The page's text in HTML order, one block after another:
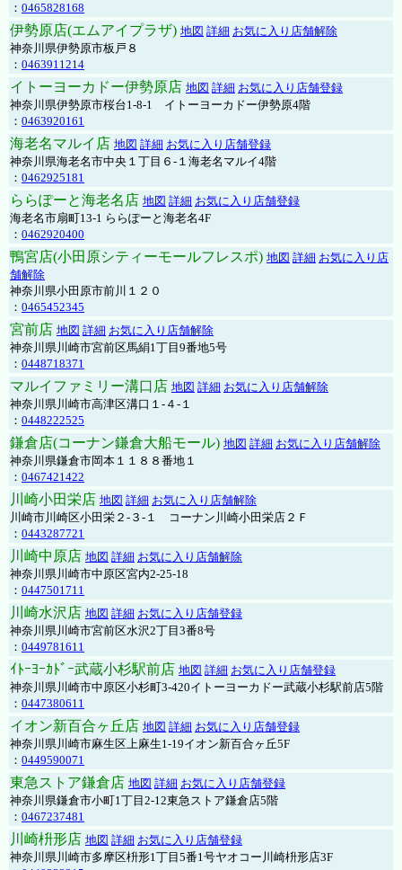
： 0465828168
伊勢原店(エムアイプラザ) 地図 詳細 お気に入り店舗解除
神奈川県伊勢原市板戸８
： 0463911214
イトーヨーカドー伊勢原店 地図 詳細 お気に入り店舗登録
神奈川県伊勢原市桜台1-8-1 イトーヨーカドー伊勢原4階
： 0463920161
海老名マルイ店 地図 詳細 お気に入り店舗登録
神奈川県海老名市中央１丁目６-１海老名マルイ4階
： 0462925181
ららぽーと海老名店 地図 詳細 お気に入り店舗登録
海老名市扇町13-1 ららぽーと海老名4F
： 0462920400
鴨宮店(小田原シティーモールフレスポ) 地図 詳細 お気に入り店
舗解除
神奈川県小田原市前川１２０
： 0465452345
宮前店 地図 詳細 お気に入り店舗解除
神奈川県川崎市宮前区馬絹1丁目9番地5号
： 0448718371
マルイファミリー溝口店 地図 詳細 お気に入り店舗解除
神奈川県川崎市高津区溝口１-４-１
： 0448222525
鎌倉店(コーナン鎌倉大船モール) 地図 詳細 お気に入り店舗解除
神奈川県鎌倉市岡本１１８８番地１
： 0467421422
川崎小田栄店 地図 詳細 お気に入り店舗解除
川崎市川崎区小田栄２‐３‐１ コーナン川崎小田栄店２Ｆ
： 0443287721
川崎中原店 地図 詳細 お気に入り店舗解除
神奈川県川崎市中原区宮内2-25-18
： 0447501711
川崎水沢店 地図 詳細 お気に入り店舗登録
神奈川県川崎市宮前区水沢2丁目3番8号
： 0449781611
ｲﾄｰﾖｰｶﾄﾞｰ武蔵小杉駅前店 地図 詳細 お気に入り店舗登録
神奈川県川崎市中原区小杉町3-420イトーヨーカドー武蔵小杉駅前店5階
： 0447380611
イオン新百合ヶ丘店 地図 詳細 お気に入り店舗登録
神奈川県川崎市麻生区上麻生1-19イオン新百合ヶ丘5F
： 0449590071
東急ストア鎌倉店 地図 詳細 お気に入り店舗登録
神奈川県鎌倉市小町1丁目2-12東急ストア鎌倉店5階
： 0467237481
川崎枡形店 地図 詳細 お気に入り店舗登録
神奈川県川崎市多摩区枡形1丁目5番1号ヤオコー川崎枡形店3F